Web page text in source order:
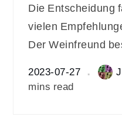
Die Entscheidung
vielen
Der Weinfreund
2023-07-27
mins read